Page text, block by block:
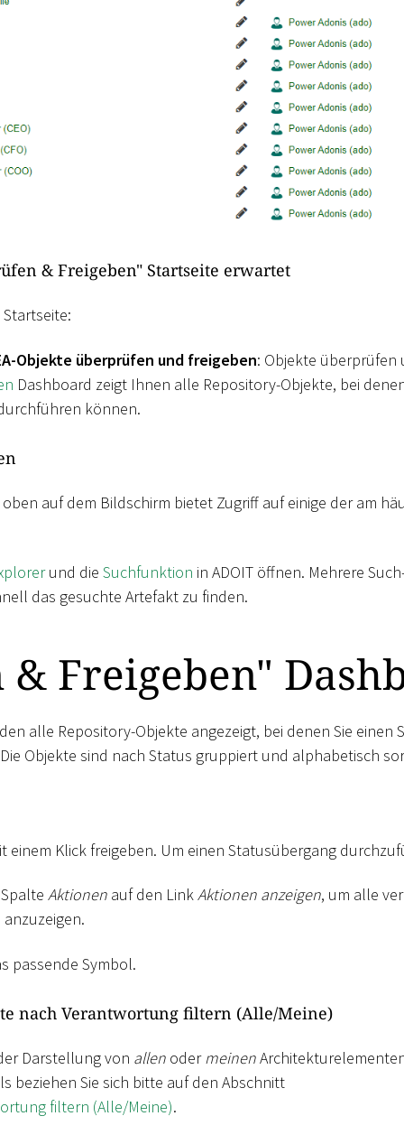
& Freigeben" Startseite erwartet
Objekte überprüfen und freigeben: Objekte überprüfen
Dashboard zeigt Ihnen alle Repository-Objekte, bei
können.
auf dem Bildschirm bietet Zugriff auf einige der am
und die Suchfunktion in ADOIT öffnen. Mehrere
das gesuchte Artefakt zu finden.
Freigeben"
alle Repository-Objekte angezeigt, bei denen Sie einen
Objekte sind nach Status gruppiert und alphabetisch
einem Klick freigeben. Um einen Statusübergang
Aktionen auf den LinkAktionen anzeigen, um alle
passende Symbol.
nach Verantwortung filtern (Alle/Meine)
Darstellung von allen odermeinen
beziehen Sie sich bitte auf den Abschnitt
filtern (Alle/Meine).